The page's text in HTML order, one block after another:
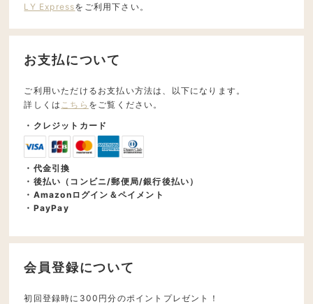
LY Expressをご利用下さい。
お支払について
ご利用いただけるお支払い方法は、以下になります。
詳しくは こちら をご覧ください。
・クレジットカード
・代金引換
・後払い（コンビニ/郵便局/銀行後払い）
・Amazonログイン＆ペイメント
・PayPay
会員登録について
初回登録時に300円分のポイントプレゼント！